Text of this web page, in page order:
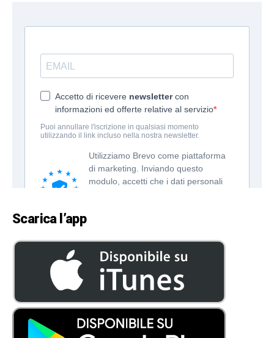
Scarica l’app